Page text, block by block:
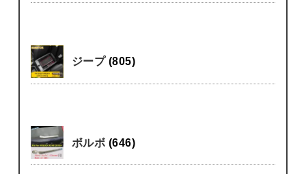
ジープ (805)
ボルボ (646)